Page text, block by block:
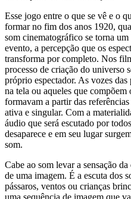
Esse jogo entre o que se vê e o
formar no fim dos anos 1920,
som cinematográfico se torna
evento, a percepção que os
transforma por completo. Nos
processo de criação do universo
próprio espectador. As vozes
na tela ou aqueles que compõem
formavam a partir das
ativa e singular. Com a
áudio que será escutado por
desaparece e em seu lugar
som.
Cabe ao som levar a sensação
de uma imagem. É a escuta dos
pássaros, ventos ou crianças
uma sequência de imagem que